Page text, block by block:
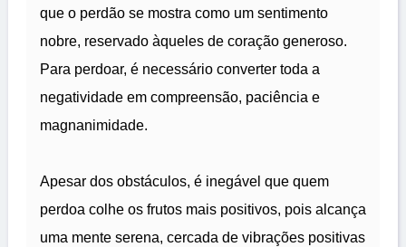
que o perdão se mostra como um sentimento
nobre, reservado àqueles de coração generoso.
Para perdoar, é necessário converter toda a
negatividade em compreensão, paciência e
magnanimidade.
Apesar dos obstáculos, é inegável que quem
perdoa colhe os frutos mais positivos, pois alcança
uma mente serena, cercada de vibrações positivas